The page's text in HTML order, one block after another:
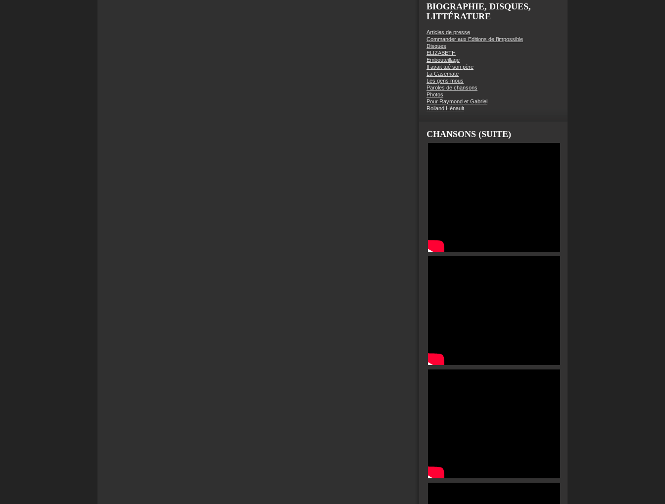
BIOGRAPHIE, DISQUES,
LITTÉRATURE
Articles de presse
Commander aux Editions de l'impossible
Disques
ELIZABETH
Embouteillage
Il avait tué son père
La Casemate
Les gens mous
Paroles de chansons
Photos
Pour Raymond et Gabriel
Rolland Hénault
CHANSONS (SUITE)